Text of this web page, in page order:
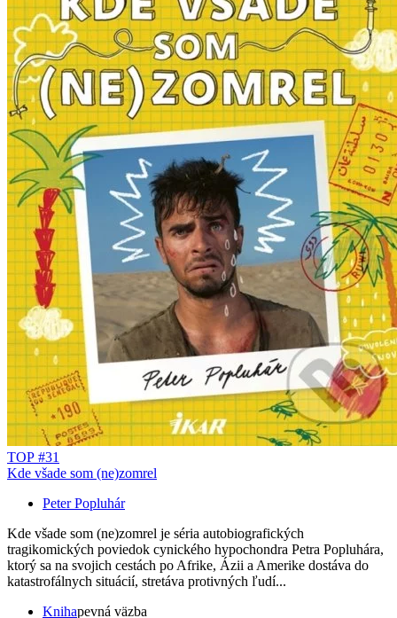
TOP #31
Kde všade som (ne)zomrel
Peter Popluhár
Kde všade som (ne)zomrel je séria autobiografických
tragikomických poviedok cynického hypochondra Petra Popluhára,
ktorý sa na svojich cestách po Afrike, Ázii a Amerike dostáva do
katastrofálnych situácií, stretáva protivných ľudí...
Knihapevná väzba